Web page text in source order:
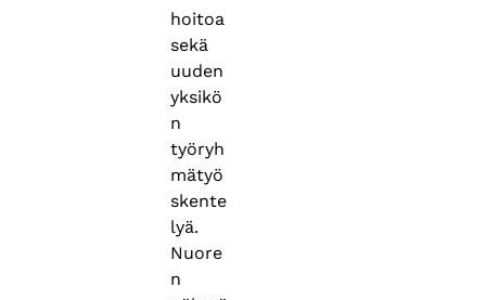
hoitoa
sekä
uuden
yksikö
n
työryh
mätyö
skente
lyä.
Nuore
n